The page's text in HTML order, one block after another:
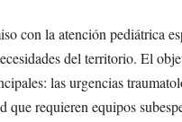
con la atención pediátrica
del territorio. El
las urgencias
requieren equipos